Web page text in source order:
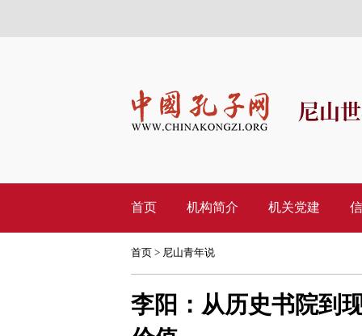
尼山
首页 机构简介 机关党建
首页> 尼山青年说
李阳：从历史书院到